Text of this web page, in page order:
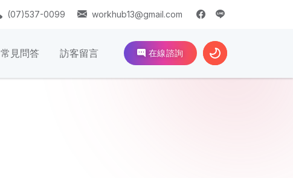
(07)537-0099 workhub13@gmail.com
常見問答 訪客留言 在線諮詢